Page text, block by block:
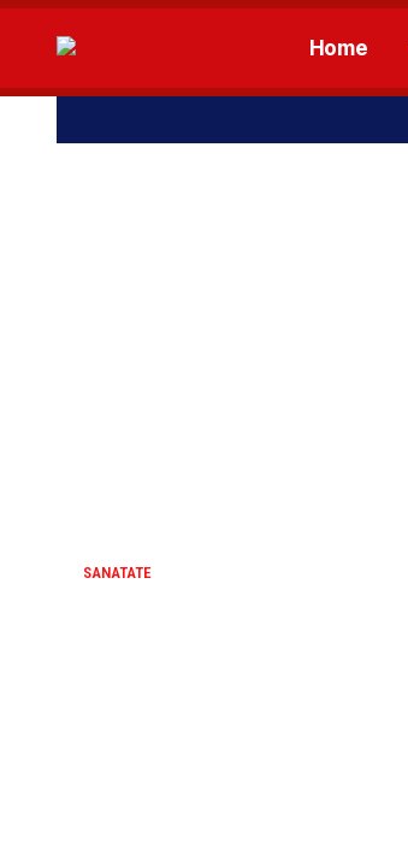
Home
SANATATE